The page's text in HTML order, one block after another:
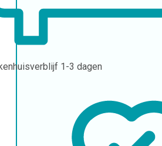
1-3 dagen